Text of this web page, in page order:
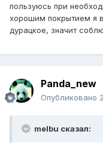
пользуюсь при
хорошим покрытием я
дурацкое, значит
Panda_new
Опубликовано
melbu сказал: